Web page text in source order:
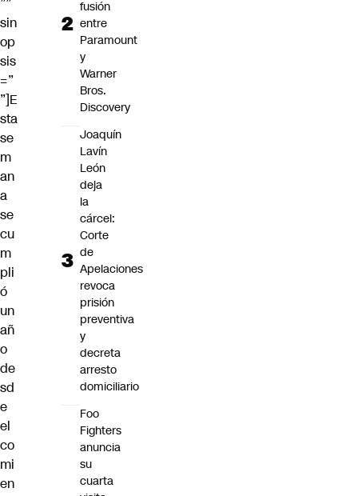
sin
op
sis
=”
”]E
sta
se
m
an
a
se
cu
m
pli
ó
un
añ
o
de
sd
e
el
co
mi
en
fusión
entre
Paramount
y
Warner
Bros.
Discovery
Joaquín
Lavín
León
deja
la
cárcel:
Corte
de
Apelaciones
revoca
prisión
preventiva
y
decreta
arresto
domiciliario
Foo
Fighters
anuncia
su
cuarta